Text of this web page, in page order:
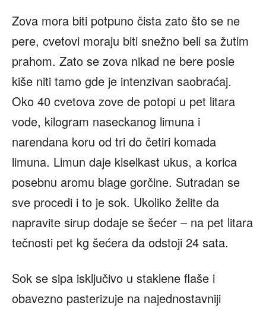
Zova mora biti potpuno čista zato što se ne
pere, cvetovi moraju biti snežno beli sa žutim
prahom. Zato se zova nikad ne bere posle
kiše niti tamo gde je intenzivan saobraćaj.
Oko 40 cvetova zove de potopi u pet litara
vode, kilogram naseckanog limuna i
narendana koru od tri do četiri komada
limuna. Limun daje kiselkast ukus, a korica
posebnu aromu blage gorčine. Sutradan se
sve procedi i to je sok. Ukoliko želite da
napravite sirup dodaje se šećer – na pet litara
tečnosti pet kg šećera da odstoji 24 sata.
Sok se sipa isključivo u staklene flaše i
obavezno pasterizuje na najednostavniji